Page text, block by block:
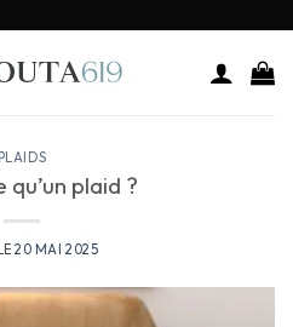
PLAIDS
qu’un plaid ?
20 MAI 2025